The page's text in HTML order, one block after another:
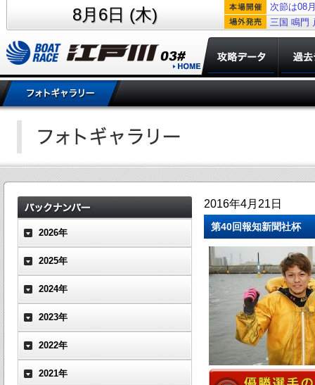
8月6日 (木)
次節は08
三国 鳴門
2026年
2025年
2024年
2023年
2022年
2021年
2016年4月21日
第40回報知新聞社杯